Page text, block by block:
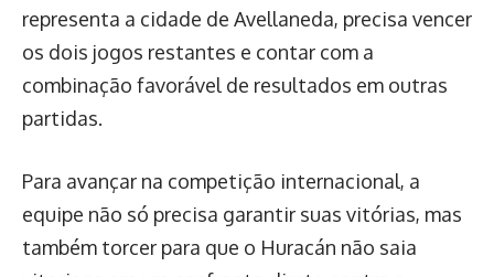
representa a cidade de Avellaneda, precisa vencer
os dois jogos restantes e contar com a
combinação favorável de resultados em outras
partidas.
Para avançar na competição internacional, a
equipe não só precisa garantir suas vitórias, mas
também torcer para que o Huracán não saia